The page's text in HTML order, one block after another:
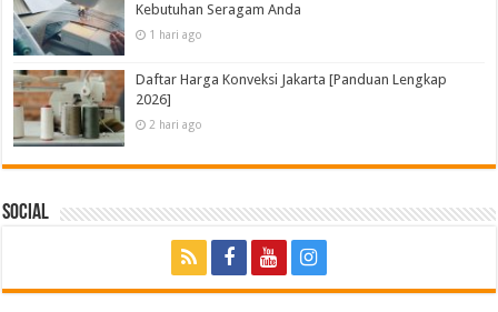
Kebutuhan Seragam Anda
1 hari ago
Daftar Harga Konveksi Jakarta [Panduan Lengkap
2026]
2 hari ago
Social